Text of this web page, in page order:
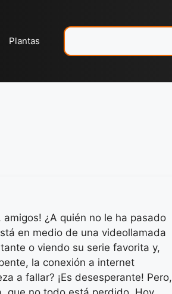
Plantas
amigos! ¿A quién no le ha pasado
en medio de una videollamada
o viendo su serie favorita y,
la conexión a internet
a fallar? ¡Es desesperante! Pero,